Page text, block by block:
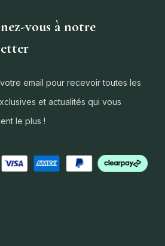
vous à notre
email pour recevoir toutes les
et actualités qui vous
le plus !